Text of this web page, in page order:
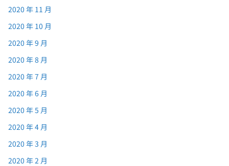
2020 年 11 月
2020 年 10 月
2020 年 9 月
2020 年 8 月
2020 年 7 月
2020 年 6 月
2020 年 5 月
2020 年 4 月
2020 年 3 月
2020 年 2 月